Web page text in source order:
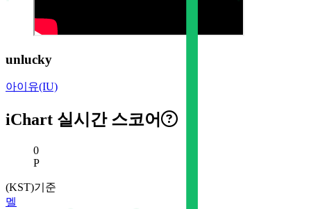
unlucky
아이유(IU)
iChart 실시간 스코어
현재 스코어
0
P
(KST)기준
멜